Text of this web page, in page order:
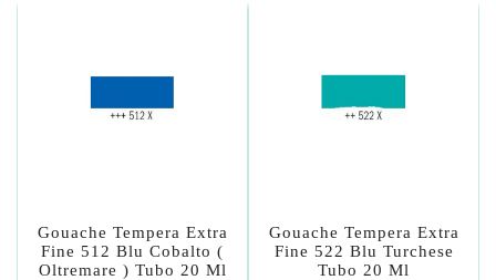
Gouache Tempera Extra
Fine 512 Blu Cobalto (
Oltremare ) Tubo 20 Ml
Gouache Tempera Extra
Fine 522 Blu Turchese
Tubo 20 Ml